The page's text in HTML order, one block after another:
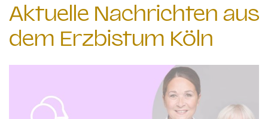
Aktuelle Nachrichten aus
dem Erzbistum Köln